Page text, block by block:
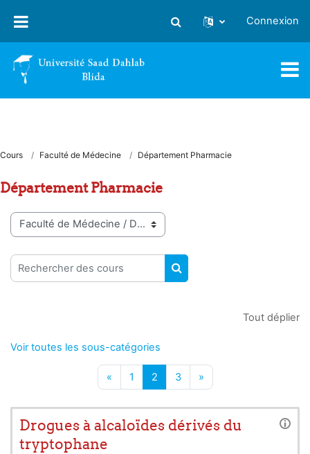
Activer/désactiver la saisie
Connexion
Cours Faculté de Médecine Département Pharmacie
Département Pharmacie
Catégories de cours
Rechercher des cours
RECHERCHER DES
Tout déplier
Voir toutes les sous-catégories
«Page précédente
1 Page 1
2Page 2
3Page 3
»Page suivante
Drogues à alcaloïdes dérivés du
tryptophane